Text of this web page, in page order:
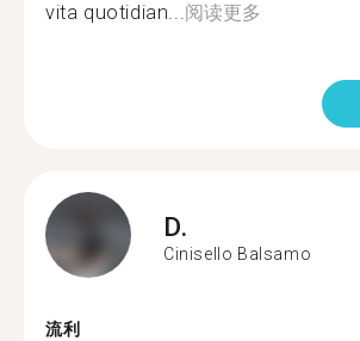
vita quotidian...阅读更多
D.
Cinisello Balsamo
流利